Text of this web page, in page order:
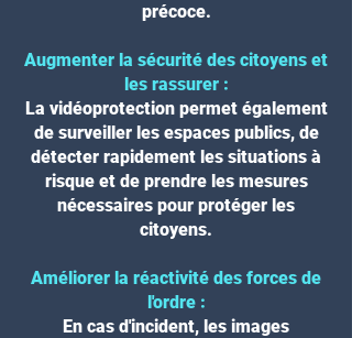
précoce.
Augmenter la sécurité des citoyens et
les rassurer :
La vidéoprotection permet également
de surveiller les espaces publics, de
détecter rapidement les situations à
risque et de prendre les mesures
nécessaires pour protéger les
citoyens.
Améliorer la réactivité des forces de
l'ordre :
En cas d'incident, les images